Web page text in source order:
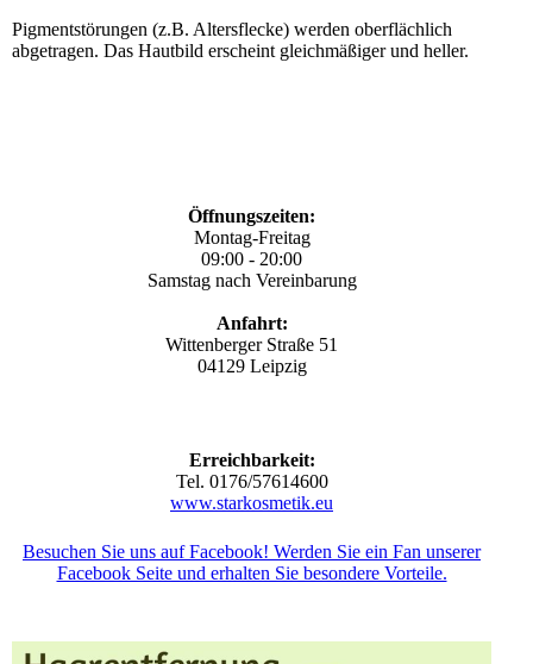
Pigmentstörungen (z.B. Altersflecke) werden oberflächlich
abgetragen. Das Hautbild erscheint gleichmäßiger und heller.
Öffnungszeiten:
Montag-Freitag
09:00 - 20:00
Samstag nach Vereinbarung
Anfahrt:
Wittenberger Straße 51
04129 Leipzig
Erreichbarkeit:
Tel. 0176/57614600
www.starkosmetik.eu
Besuchen Sie uns auf Facebook! Werden Sie ein Fan unserer
Facebook Seite und erhalten Sie besondere Vorteile.